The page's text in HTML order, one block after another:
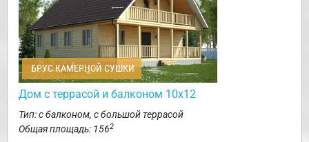
БРУС КАМЕРНОЙ СУШКИ
Дом с террасой и балконом 10х12
Тип: с балконом, с большой террасой
Общая площадь: 1562